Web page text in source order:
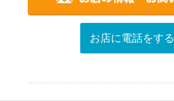
お店に電話をする